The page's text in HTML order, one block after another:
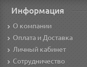
Информация
О компании
Оплата и Доставка
Личный кабинет
Сотрудничество